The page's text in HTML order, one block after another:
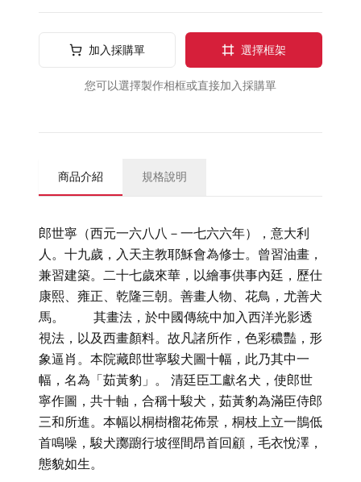
加入採購單 選擇框架
您可以選擇製作相框或直接加入採購單
商品介紹 規格說明
郎世寧（西元一六八八－一七六六年），意大利
人。十九歲，入天主教耶穌會為修士。曾習油畫，
兼習建築。二十七歲來華，以繪事供事內廷，歷仕
康熙、雍正、乾隆三朝。善畫人物、花鳥，尤善犬
馬。 其畫法，於中國傳統中加入西洋光影透
視法，以及西畫顏料。故凡諸所作，色彩穠豔，形
象逼肖。本院藏郎世寧駿犬圖十幅，此乃其中一
幅，名為「茹黃豹」。 清廷臣工獻名犬，使郎世
寧作圖，共十軸，合稱十駿犬，茹黃豹為滿臣侍郎
三和所進。本幅以桐樹榴花佈景，桐枝上立一鵲低
首鳴噪，駿犬躑躕行坡徑間昂首回顧，毛衣悅澤，
態貌如生。